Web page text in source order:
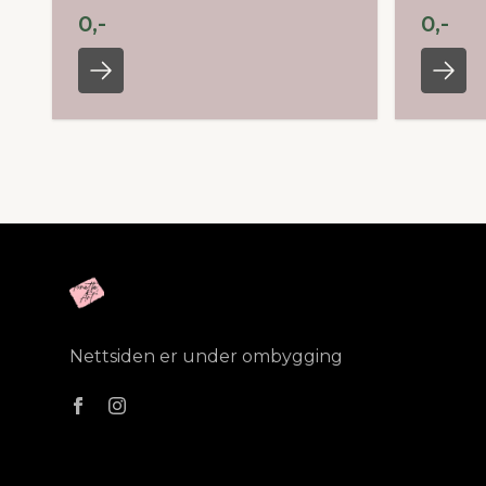
0,- 0,-
Nettsiden er under ombygging